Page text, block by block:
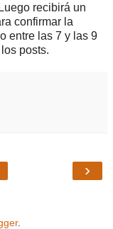
recibirá un
confirmar la
entre las 7 y las 9
posts.
›
.